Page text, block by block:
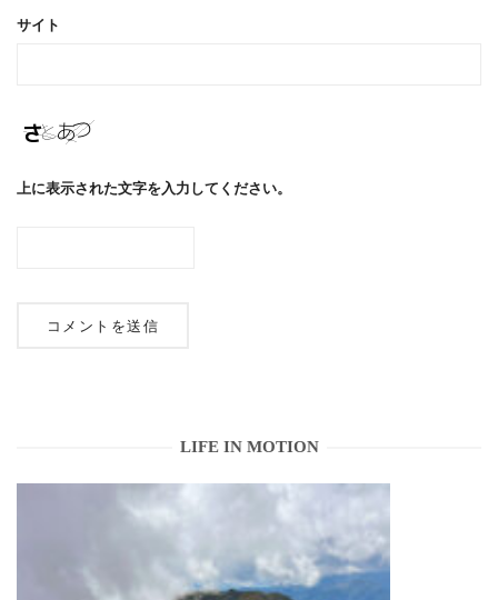
サイト
上に表示された文字を入力してください。
LIFE IN MOTION